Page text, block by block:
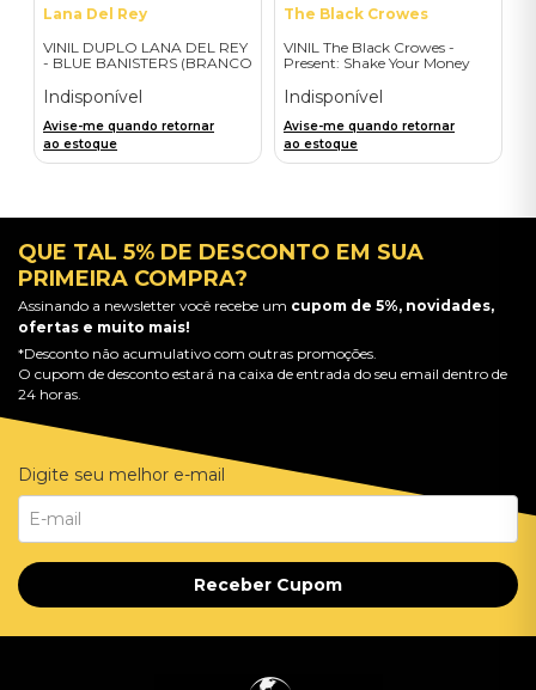
Lana Del Rey
VINIL DUPLO LANA DEL REY
- BLUE BANISTERS (BRANCO
IMPORTADO
Indisponível
Avise-me quando retornar
ao estoque
The Black Crowes
VINIL The Black Crowes -
Present: Shake Your Money
Indisponível
Avise-me quando retornar
ao estoque
QUE TAL 5% DE DESCONTO EM SUA
PRIMEIRA COMPRA?
Assinando a newsletter você recebe um cupom de 5%, novidades,
ofertas e muito mais!
*Desconto não acumulativo com outras promoções.
O cupom de desconto estará na caixa de entrada do seu email dentro de
24 horas.
Digite seu melhor e-mail
Receber Cupom